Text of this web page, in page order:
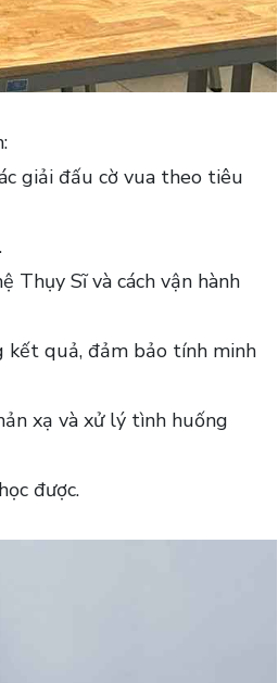
giải đấu cờ vua theo tiêu
Thụy Sĩ và cách vận hành
kết quả, đảm bảo tính minh
xạ và xử lý tình huống
được.